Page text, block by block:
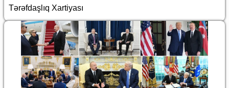
Tərəfdaşlıq Xartiyası